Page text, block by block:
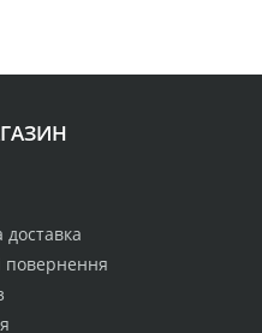
доставка
повернення